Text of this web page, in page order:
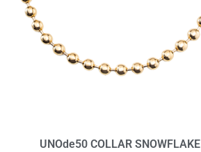
UNOde50 COLLAR SNOWFLAKE